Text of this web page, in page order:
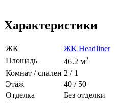
Характеристики
ЖК
ЖК Headliner
Площадь
46.2 м2
Комнат / спален 2 / 1
Этаж
40 / 50
Отделка
Без отделки